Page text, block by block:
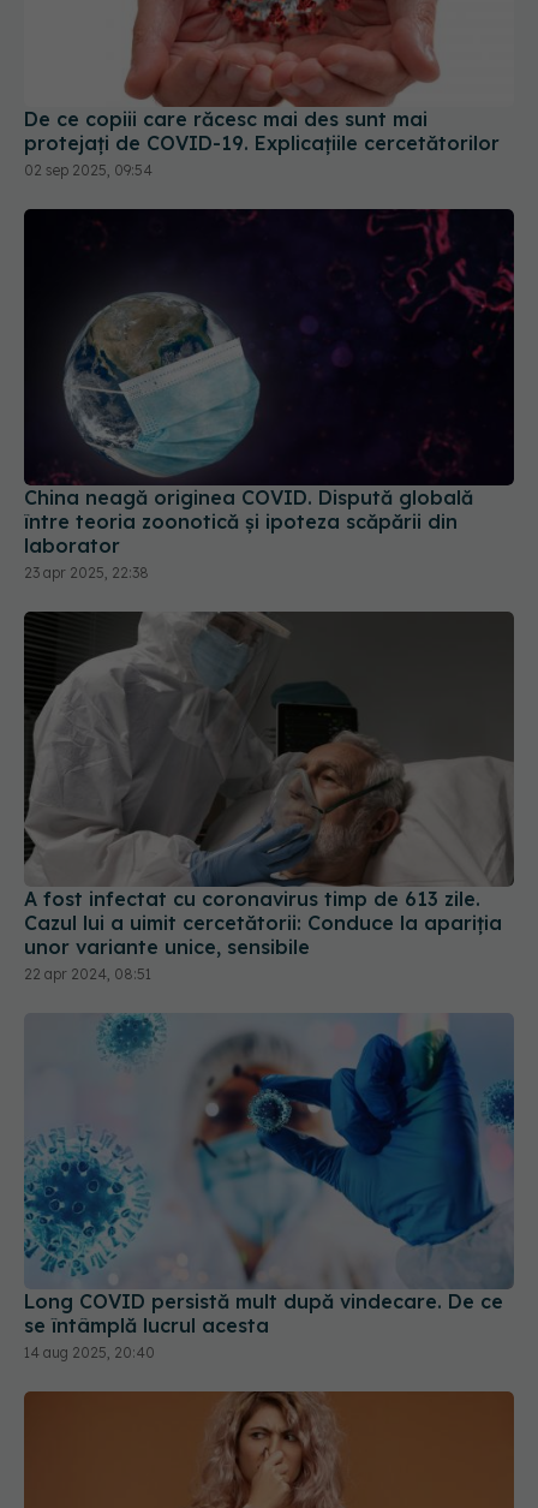
De ce copiii care răcesc mai des sunt mai
protejați de COVID-19. Explicațiile cercetătorilor
02 sep 2025, 09:54
China neagă originea COVID. Dispută globală
între teoria zoonotică și ipoteza scăpării din
laborator
23 apr 2025, 22:38
A fost infectat cu coronavirus timp de 613 zile.
Cazul lui a uimit cercetătorii: Conduce la apariția
unor variante unice, sensibile
22 apr 2024, 08:51
Long COVID persistă mult după vindecare. De ce
se întâmplă lucrul acesta
14 aug 2025, 20:40